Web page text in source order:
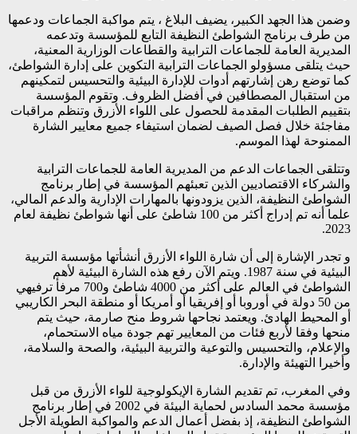
وضمن هذا الجهد الكبير، يضيف البلاغ ، يتم مواكبة الجماعات ودعمها
من طرف برنامج الشواطئ النظيفة التابع للمؤسسة وتدعمه
المديرية العامة للجماعات الترابية والقطاعات الوزارية المعنية،
حيث يتلقى مسؤولو الجماعات الترابية التكوين على إدارة الشواطئ،
كما توضع رهن إشارتهم أدوات للإدارة البيئية والتحسيس لتمكينهم
من استقبال المصطافين في أفضل الظروف. وتقوم المؤسسة
بتقييم الطلبات المقدمة للحصول على اللواء الأزرق وتنظم مراقبات
مفاجئة خلال فصل الصيف لضمان استيفاء جميع معايير الشارة
الممنوحة لهذا الموسم.
وتتلقى الجماعات الدعم من المديرية العامة للجماعات الترابية
والشركاء الاقتصاديين الذين تعبئهم المؤسسة في إطار برنامج
الشواطئ النظيفة، الذين يزودونها بالمهارات الإدارية والدعم المالي،
علما أنه تم إدراج أكثر من 100 شاطئ على أنها شواطئ نظيفة لعام
2023.
و تجدر الإشارة إلى أن شارة اللواء الأزرق أنشأتها مؤسسة التربية
البيئية في سنة 1987. ويتم الآن رفع هذه الشارة البيئية لأهم
الشواطئ في العالم على أكثر من 4000 شاطئ و700 مرفأ ترفيهي
من 50 دولة في أوروبا أو إفريقيا أو أمريكا أو منطقة البحر الكاريبي
أو المحيط الهادئ. ويعتمد نجاحها شروط منح صارمة، حيث يتم
منحها وفقا لأربع فئات من المعايير تهم جودة مياه الاستحمام،
والإعلام، والتحسيس والتوعية والتربية البيئية، والصحة والسلامة،
وأخيرا التهيئة والإدارة.
وفي المغرب، تم تقديم الشارة الإيكولوجية للواء الأزرق من قبل
مؤسسة محمد السادس لحماية البيئة في 2002 في إطار برنامج
الشواطئ النظيفة، إذ بفضل أعمال الدعم والمواكبة الطويلة الأجل